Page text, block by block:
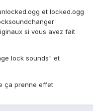
et locked.ogg
si vous avez fait
lock sounds" et
ça prenne effet